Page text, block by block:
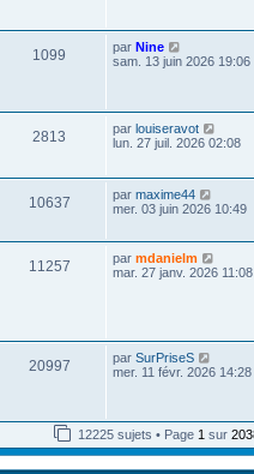
e
e
e
r
m
s
s
a
1099 parNine
o
e
d
e
n
i
e
r
e
s
s
sam. 13 juin 2026 19:06
2813 parlouiseravot
o
l
d
r
i
s
a
lun. 27 juil. 2026 02:08
10637 parmaxime44
o
e
d
r
m
s
a
g
e
mer. 03 juin 2026 10:49
11257 parmdanielm
o
d
r
r
m
e
mar. 27 janv. 2026 11:08
20997 parSurPriseS
o
d
e
mer. 11 févr. 2026 14:28
12225 sujets • Page 1 sur